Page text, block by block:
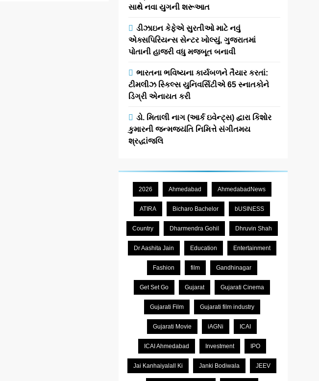
સાથે નવા યુગની શરૂઆત
ડીઝાઇન કેફેએ સુરતીઓ માટે નવું
એક્સપિરિયન્સ સેન્ટર ખોલ્યું, ગુજરાતમાં
પોતાની હાજરી વધુ મજબૂત બનાવી
ભારતના ભવિષ્યના કાર્યબળને તૈયાર કરતાં:
ટીમલીઝ સ્કિલ્સ યુનિવર્સિટીએ 65 સ્નાતકોને
ડિગ્રી એનાયત કરી
ડો. મિતાલી નાગ (આર્ક ઇવેન્ટ્સ) દ્વારા કિશોર
કુમારની જન્મજયંતિ નિમિત્તે સંગીતમય
શ્રદ્ધાંજલિ
2026 Ahmedabad AhmedabadNews
ATIRA Bicharo Bachelor bUSINESS
Country Dharmendra Gohil Dhruvin Shah
Dr Aashita Jain Education Entertainment
Fashion film Gandhinagar
Get Set Go Gujarat Gujarati Cinema
Gujarati Film Gujarati film industry
Gujarati Movie iAGNi ICAI
ICAI Ahmedabad Investment IPO
Jai Kanhaiyalall Ki Janki Bodiwala JEEV